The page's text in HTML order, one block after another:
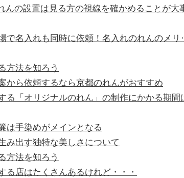
んの設置は見る方の視線を確かめることが大
で名入れも同時に依頼！名入れのれんのメリ
方法を知ろう
から依頼するなら京都のれんがおすすめ
る「オリジナルのれん」の制作にかかる期間
は手染めがメインとなる
み出す独特な美しさについて
方法を知ろう
る店はたくさんあるけれど・・・